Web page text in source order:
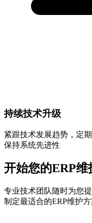
持续技术升级
紧跟技术发展趋势，定
保持系统先进性
开始您的ERP维
专业技术团队随时为您
制定最适合的ERP维护